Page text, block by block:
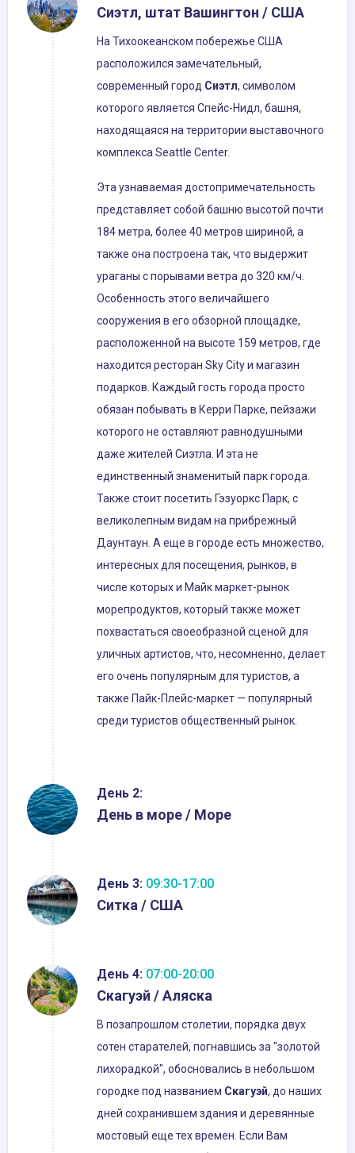
Сиэтл, штат Вашингтон / США
На Тихоокеанском побережье США
расположился замечательный,
современный город Сиэтл, символом
которого является Спейс-Нидл, башня,
находящаяся на территории выставочного
комплекса Seattle Center.
Эта узнаваемая достопримечательность
представляет собой башню высотой почти
184 метра, более 40 метров шириной, а
также она построена так, что выдержит
ураганы с порывами ветра до 320 км/ч.
Особенность этого величайшего
сооружения в его обзорной площадке,
расположенной на высоте 159 метров, где
находится ресторан Sky City и магазин
подарков. Каждый гость города просто
обязан побывать в Керри Парке, пейзажи
которого не оставляют равнодушными
даже жителей Сиэтла. И эта не
единственный знаменитый парк города.
Также стоит посетить Гэзуоркс Парк, с
великолепным видам на прибрежный
Даунтаун. А еще в городе есть множество,
интересных для посещения, рынков, в
числе которых и Майк маркет-рынок
морепродуктов, который также может
похвастаться своеобразной сценой для
уличных артистов, что, несомненно, делает
его очень популярным для туристов, а
также Пайк-Плейс-маркет — популярный
среди туристов общественный рынок.
День 2:
День в море / Море
День 3: 09:30-17:00
Ситка / США
День 4: 07:00-20:00
Скагуэй / Аляска
В позапрошлом столетии, порядка двух
сотен старателей, погнавшись за "золотой
лихорадкой", обосновались в небольшом
городке под названием Скагуэй, до наших
дней сохранившем здания и деревянные
мостовый еще тех времен. Если Вам